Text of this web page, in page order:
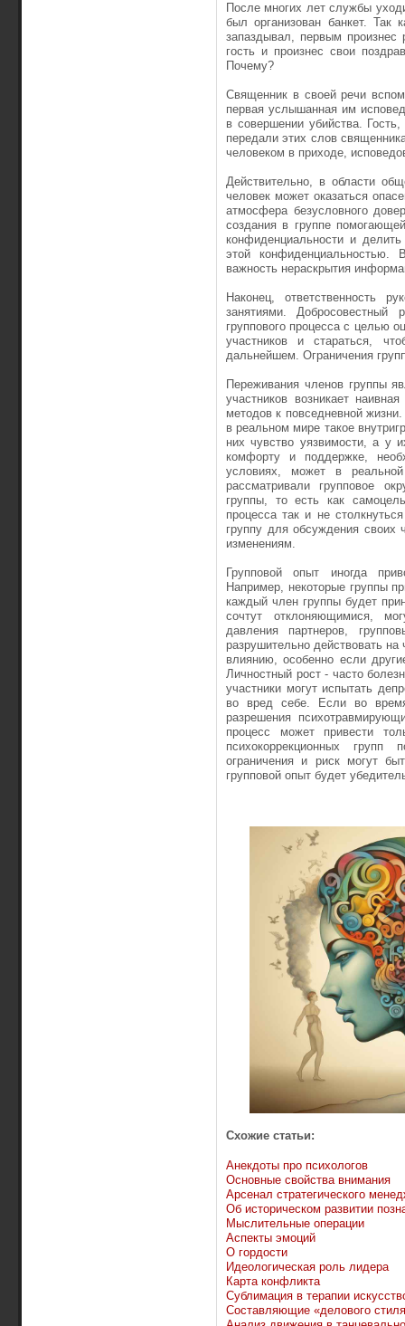
После многих лет службы
был организован банкет.
запаздывал, первым произнес
гость и произнес свои
Почему?
Священник в своей речи
первая услышанная им
в совершении убийства.
передали этих слов
человеком в приходе,
Действительно, в области
человек может оказаться
атмосфера безусловного
создания в группе
конфиденциальности и
этой конфиденциальностью.
важность нераскрытия
Наконец, ответственность
занятиями. Добросовестный
группового процесса с целью
участников и стараться,
дальнейшем. Ограничения
Переживания членов группы
участников возникает
методов к повседневной
в реальном мире такое
них чувство уязвимости, а у
комфорту и поддержке,
условиях, может в
рассматривали групповое
группы, то есть как
процесса так и не
группу для обсуждения своих
изменениям.
Групповой опыт иногда
Например, некоторые группы
каждый член группы будет
сочтут отклоняющимися,
давления партнеров,
разрушительно действовать
влиянию, особенно если
Личностный рост - часто
участники могут испытать
во вред себе. Если во
разрешения
процесс может привести
психокоррекционных групп
ограничения и риск могут
групповой опыт будет
Схожие статьи:
Анекдоты про психологов
Основные свойства внимания
Арсенал стратегического
Об историческом развитии
Мыслительные операции
Аспекты эмоций
О гордости
Идеологическая роль лидера
Карта конфликта
Сублимация в терапии
Cоставляющие «делового